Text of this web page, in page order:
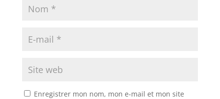
Enregistrer mon nom, mon e-mail et mon site